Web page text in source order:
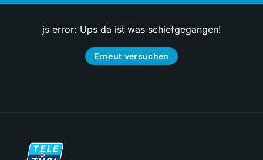
js error: Ups da ist was schiefgegangen!
Erneut versuchen